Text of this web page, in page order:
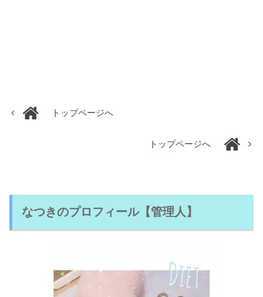
トップページへ
トップページへ
なつきのプロフィール【管理人】